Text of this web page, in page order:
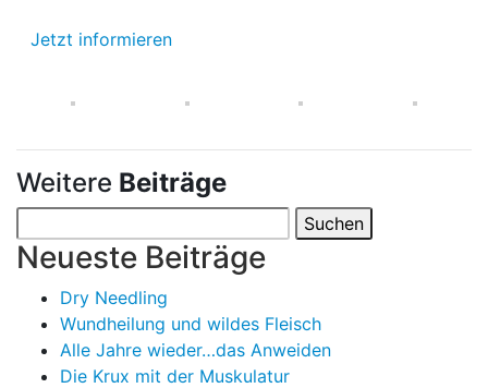
Jetzt informieren
Weitere Beiträge
nach:
Neueste Beiträge
Dry Needling
Wundheilung und wildes Fleisch
Alle Jahre wieder…das Anweiden
Die Krux mit der Muskulatur